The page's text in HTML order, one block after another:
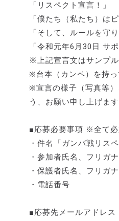
「リスペクト宣言！」
「僕たち（私たち）は
「そして、ルールを守
「令和元年6月30日 サ
※上記宣言文はサンプ
※台本（カンペ）を持っ
※宣言の様子（写真等）
う、お願い申し上げます
■応募必要事項 ※全て
・件名「ガンバ戦リス
・参加者氏名、フリガ
・保護者氏名、フリガナ
・電話番号
■応募先メールアドレス